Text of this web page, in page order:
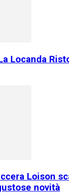
Locanda
Loison
novità